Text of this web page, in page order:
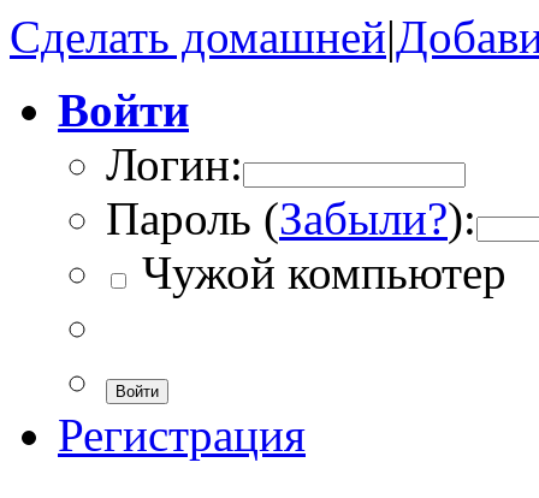
Сделать домашней|
Войти
Логин:
Пароль (Забыли?):
Чужой компьютер
Войти
Регистрация